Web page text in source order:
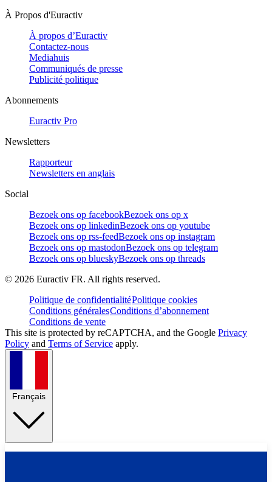
À Propos d'Euractiv
À propos d’Euractiv
Contactez-nous
Mediahuis
Communiqués de presse
Publicité politique
Abonnements
Euractiv Pro
Newsletters
Rapporteur
Newsletters en anglais
Social
Bezoek ons op facebookBezoek ons op x
Bezoek ons op linkedinBezoek ons op youtube
Bezoek ons op rss-feedBezoek ons op instagram
Bezoek ons op mastodonBezoek ons op telegram
Bezoek ons op blueskyBezoek ons op threads
© 2026 Euractiv FR. All rights reserved.
Politique de confidentialitéPolitique cookies
Conditions généralesConditions d’abonnement
Conditions de vente
This site is protected by reCAPTCHA, and the Google Privacy
Policy and Terms of Service apply.
Français